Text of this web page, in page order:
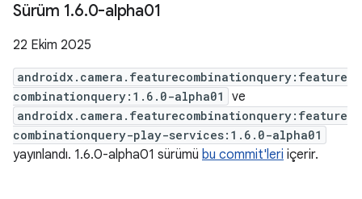
Sürüm 1.6.0-alpha01
22 Ekim 2025
androidx.camera.featurecombinationquery:feature
combinationquery:1.6.0-alpha01
ve
androidx.camera.featurecombinationquery:feature
combinationquery-play-services:1.6.0-alpha01
yayınlandı. 1.6.0-alpha01 sürümü bu commit'leri içerir.